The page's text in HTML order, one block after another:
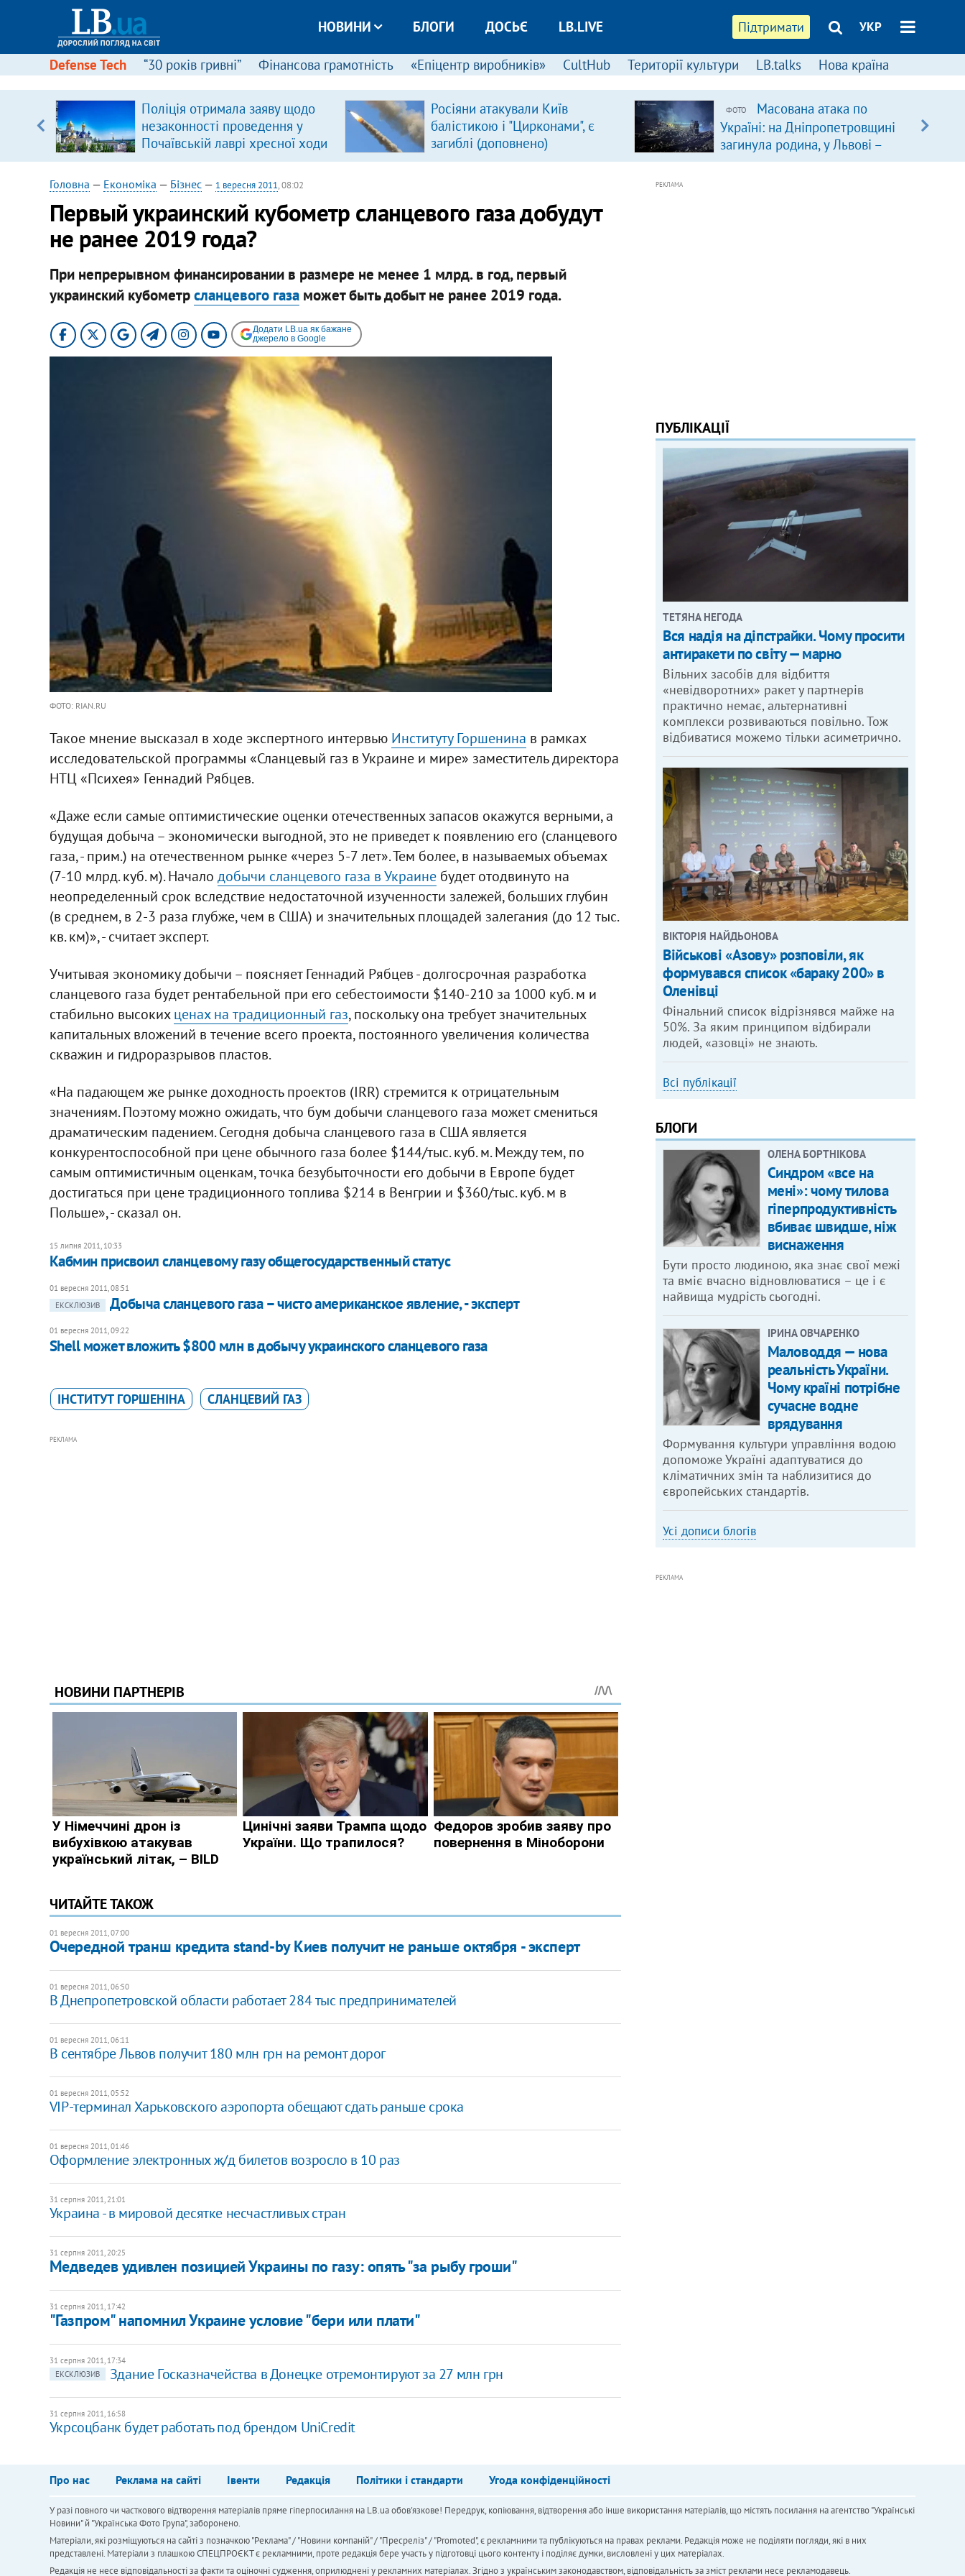
Підтримати УКР
НОВИНИ БЛОГИ ДОСЬЄ LB.LIVE
Defense Tech “30 років гривні” Фінансова грамотність «Епіцентр виробників» CultHub Території культури LB.talks Нова країна
Поліція отримала заяву щодо
незаконності проведення у
Почаївській лаврі хресної ходи
Росіяни атакували Київ
балістикою і "Цирконами", є
загиблі (доповнено)
ФОТО
Масована атака по
Україні: на Дніпропетровщині
загинула родина, у Львові –
удар по багатоповерхівках
Головна — Економіка — Бізнес— 1 вересня 2011, 08:02
Первый украинский кубометр сланцевого газа добудут
не ранее 2019 года?
При непрерывном финансировании в размере не менее 1 млрд. в год, первый
украинский кубометрсланцевого газаможет быть добыт не ранее 2019 года.
Додати LB.ua як бажане
джерело в Google
ФОТО: RIAN.RU
Такое мнение высказал в ходе экспертного интервью Институту Горшенина в рамках
исследовательской программы «Сланцевый газ в Украине и мире» заместитель директора
НТЦ «Психея» Геннадий Рябцев.
«Даже если самые оптимистические оценки отечественных запасов окажутся верными, а
будущая добыча – экономически выгодной, это не приведет к появлению его (сланцевого
газа, - прим.) на отечественном рынке «через 5-7 лет». Тем более, в называемых объемах
(7-10 млрд. куб. м). Начало добычи сланцевого газа в Украинебудет отодвинуто на
неопределенный срок вследствие недостаточной изученности залежей, больших глубин
(в среднем, в 2-3 раза глубже, чем в США) и значительных площадей залегания (до 12 тыс.
кв. км)», - считает эксперт.
Учитывая экономику добычи – поясняет Геннадий Рябцев - долгосрочная разработка
сланцевого газа будет рентабельной при его себестоимости $140-210 за 1000 куб. м и
стабильно высокихценах на традиционный газ, поскольку она требует значительных
капитальных вложений в течение всего проекта, постоянного увеличения количества
скважин и гидроразрывов пластов.
«На падающем же рынке доходность проектов (IRR) стремится к отрицательным
значениям. Поэтому можно ожидать, что бум добычи сланцевого газа может смениться
драматическим падением. Сегодня добыча сланцевого газа в США является
конкурентоспособной при цене обычного газа более $144/тыс. куб. м. Между тем, по
самым оптимистичным оценкам, точка безубыточности его добычи в Европе будет
достигаться при цене традиционного топлива $214 в Венгрии и $360/тыс. куб. м в
Польше», - сказал он.
15 липня 2011, 10:33
Кабмин присвоил сланцевому газу общегосударственный статус
01 вересня 2011, 08:51
ЕКСКЛЮЗИВ
Добыча сланцевого газа – чисто американское явление, - эксперт
01 вересня 2011, 09:22
Shell может вложить $800 млн в добычу украинского сланцевого газа
ІНСТИТУТ ГОРШЕНІНА СЛАНЦЕВИЙ ГАЗ
РЕКЛАМА
ЧИТАЙТЕ ТАКОЖ
01 вересня 2011, 07:00
Очередной транш кредита stand-by Киев получит не раньше октября - эксперт
01 вересня 2011, 06:50
В Днепропетровской области работает 284 тыс предпринимателей
01 вересня 2011, 06:11
В сентябре Львов получит 180 млн грн на ремонт дорог
01 вересня 2011, 05:52
VIP-терминал Харьковского аэропорта обещают сдать раньше срока
01 вересня 2011, 01:46
​Оформление электронных ж/д билетов возросло в 10 раз
31 серпня 2011, 21:01
Украина - в мировой десятке несчастливых стран
31 серпня 2011, 20:25
Медведев удивлен позицией Украины по газу: опять "за рыбу гроши"
31 серпня 2011, 17:42
"Газпром" напомнил Украине условие "бери или плати"
31 серпня 2011, 17:34
ЕКСКЛЮЗИВ
Здание Госказначейства в Донецке отремонтируют за 27 млн грн
31 серпня 2011, 16:58
Укрсоцбанк будет работать под брендом UniCredit
РЕКЛАМА
ПУБЛІКАЦІЇ
ТЕТЯНА НЕГОДА
Вся надія на діпстрайки. Чому просити
антиракети по світу — марно
Вільних засобів для відбиття
«невідворотних» ракет у партнерів
практично немає, альтернативні
комплекси розвиваються повільно. Тож
відбиватися можемо тільки асиметрично.
ВІКТОРІЯ НАЙДЬОНОВА
Військові «Азову» розповіли, як
формувався список «бараку 200» в
Оленівці
Фінальний список відрізнявся майже на
50%. За яким принципом відбирали
людей, «азовці» не знають.
Всі публікації
БЛОГИ
ОЛЕНА БОРТНІКОВА
Синдром «все на
мені»: чому тилова
гіперпродуктивність
вбиває швидше, ніж
виснаження
Бути просто людиною, яка знає свої межі
та вміє вчасно відновлюватися – це і є
найвища мудрість сьогодні.
ІРИНА ОВЧАРЕНКО
Маловоддя — нова
реальність України.
Чому країні потрібне
сучасне водне
врядування
Формування культури управління водою
допоможе Україні адаптуватися до
кліматичних змін та наблизитися до
європейських стандартів.
Усі дописи блогів
РЕКЛАМА
Про нас Реклама на сайті Івенти Редакція Політики і стандарти Угода конфіденційності
У разі повного чи часткового відтворення матеріалів пряме гіперпосилання на LB.ua обов'язкове! Передрук, копіювання, відтворення або інше використання матеріалів, що містять посилання на агентство "Українськi
Новини" й "Українська Фото Група", заборонено.
Матеріали, які розміщуються на сайті з позначкою "Реклама" / "Новини компаній" / "Пресреліз" / "Promoted", є рекламними та публікуються на правах реклами. Редакція може не поділяти погляди, які в них
представлені. Матеріали з плашкою СПЕЦПРОЄКТ є рекламними, проте редакція бере участь у підготовці цього контенту і поділяє думки, висловлені у цих матеріалах.
Редакція не несе відповідальності за факти та оціночні судження, оприлюднені у рекламних матеріалах. Згідно з українським законодавством, відповідальність за зміст реклами несе рекламодавець.